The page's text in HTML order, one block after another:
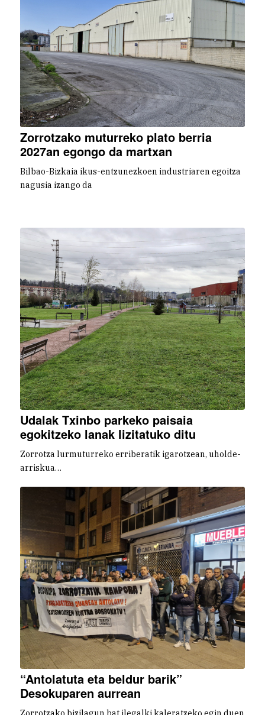
Zorrotzako muturreko plato berria
2027an egongo da martxan
Bilbao-Bizkaia ikus-entzunezkoen industriaren egoitza
nagusia izango da
Udalak Txinbo parkeko paisaia
egokitzeko lanak lizitatuko ditu
Zorrotza lurmuturreko erriberatik igarotzean, uholde-
arriskua…
“Antolatuta eta beldur barik”
Desokuparen aurrean